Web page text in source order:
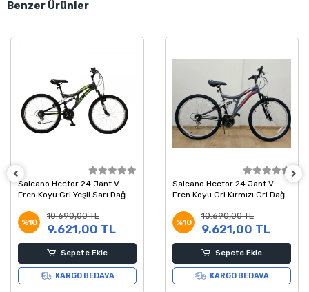
Benzer Ürünler
Salcano Hector 24 Jant V-
Fren Koyu Gri Kırmızı Gri Dağ
%10
10.690,00 TL
9.621,00 TL
Sepete Ekle
KARGO BEDAVA
Salcano Hector 24 Jant V-
Fren Lacivert Turuncu Sarı
%10
10.690,00 TL
9.621,00 TL
Sepete Ekle
KARGO BEDAVA